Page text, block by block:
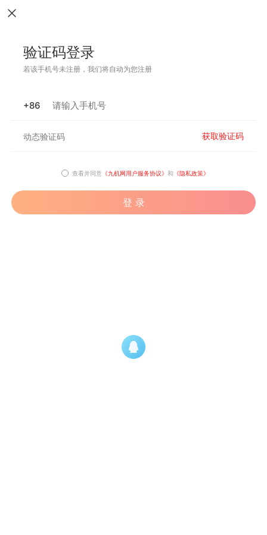
验证码登录
若该手机号未注册，我们将自动为您注册
+86
获取验证码
查看并同意 《九机网用户服务协议》 和 《隐私政策》
登 录